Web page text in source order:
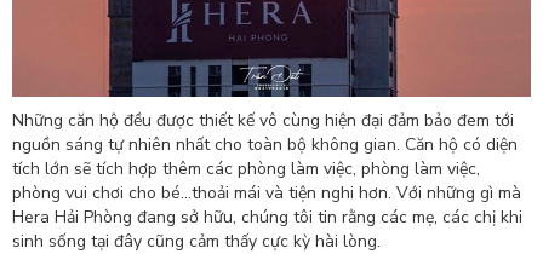
Những căn hộ đều được thiết kế vô cùng hiện đại đảm bảo đem tới
nguồn sáng tự nhiên nhất cho toàn bộ không gian. Căn hộ có diện
tích lớn sẽ tích hợp thêm các phòng làm việc, phòng làm việc,
phòng vui chơi cho bé...thoải mái và tiện nghi hơn. Với những gì mà
Hera Hải Phòng đang sở hữu, chúng tôi tin rằng các mẹ, các chị khi
sinh sống tại đây cũng cảm thấy cực kỳ hài lòng.